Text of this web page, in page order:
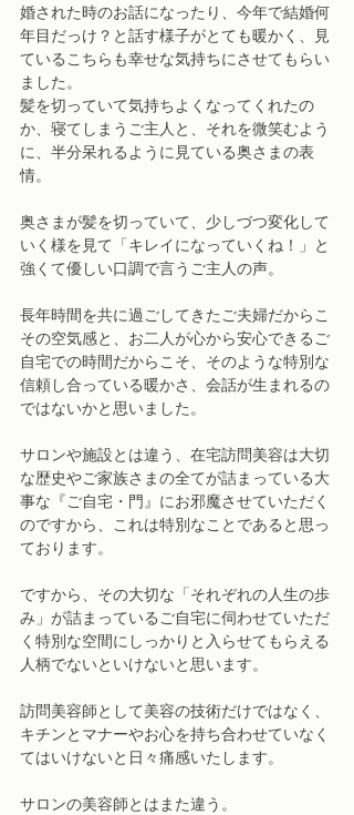
婚された時のお話になったり、今年で結婚何
年目だっけ？と話す様子がとても暖かく、見
ているこちらも幸せな気持ちにさせてもらい
ました。
髪を切っていて気持ちよくなってくれたの
か、寝てしまうご主人と、それを微笑むよう
に、半分呆れるように見ている奥さまの表
情。
奥さまが髪を切っていて、少しづつ変化して
いく様を見て「キレイになっていくね！」と
強くて優しい口調で言うご主人の声。
長年時間を共に過ごしてきたご夫婦だからこ
その空気感と、お二人が心から安心できるご
自宅での時間だからこそ、そのような特別な
信頼し合っている暖かさ、会話が生まれるの
ではないかと思いました。
サロンや施設とは違う、在宅訪問美容は大切
な歴史やご家族さまの全てが詰まっている大
事な『ご自宅・門』にお邪魔させていただく
のですから、これは特別なことであると思っ
ております。
ですから、その大切な「それぞれの人生の歩
み」が詰まっているご自宅に伺わせていただ
く特別な空間にしっかりと入らせてもらえる
人柄でないといけないと思います。
訪問美容師として美容の技術だけではなく、
キチンとマナーやお心を持ち合わせていなく
てはいけないと日々痛感いたします。
サロンの美容師とはまた違う。